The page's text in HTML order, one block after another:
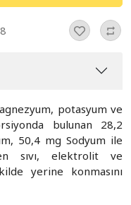
potasyum ve
bulunan 28,2
50,4 mg Sodyum ile
sıvı, elektrolit ve
yerine konmasını